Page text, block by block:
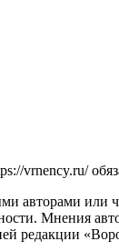
vrnency.ru/
или
Мнения
редакции